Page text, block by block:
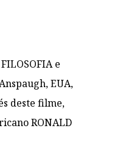
e
EUA,
deste filme,
RONALD